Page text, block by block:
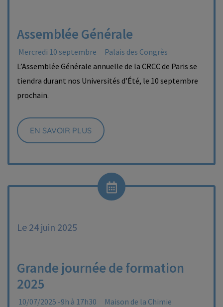
Assemblée Générale
Mercredi 10 septembre
Palais des Congrès
L’Assemblée Générale annuelle de la CRCC de Paris se
tiendra durant nos Universités d’Été, le 10 septembre
prochain.
EN SAVOIR PLUS
Le 24 juin 2025
Grande journée de formation
2025
10/07/2025 -9h à 17h30
Maison de la Chimie